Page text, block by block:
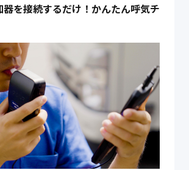
器を接続するだけ！かんたん呼気チ